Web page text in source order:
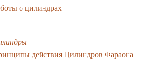
о цилиндрах
действия Цилиндров Фараона